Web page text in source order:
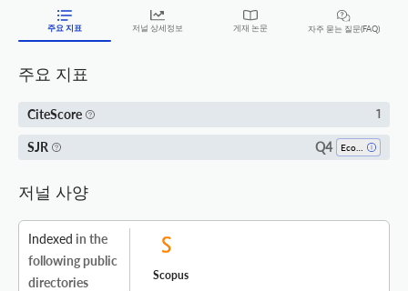
주요 지표 저널 상세정보 게재 논문 자주 묻는 질문(FAQ)
주요 지표
CiteScore 1
SJR Q4
저널 사양
Indexed in the
following public
directories
Scopus